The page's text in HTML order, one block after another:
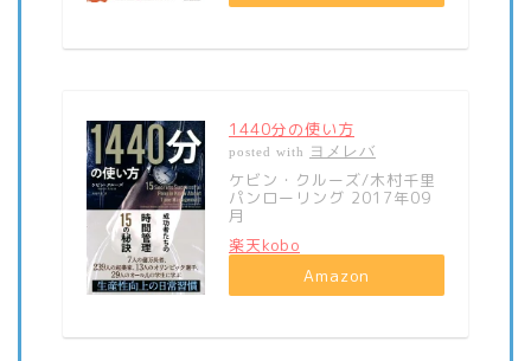
1440分の使い方
posted with ヨメレバ
ケビン・クルーズ/木村千里
パンローリング 2017年09
月
楽天kobo
Amazon